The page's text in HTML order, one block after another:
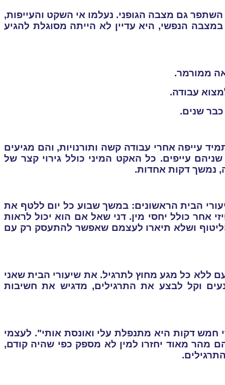
גם מצבה הגופני. נעלמו אי השקט והעייפות,
הנפשי, היא עדיין לא הייתה מסוגלת להגיע
ממורמר.
עבודה.
שנים.
עייפה אחרי עבודה קשה ותורנויות, והם מגיעים
עייפים. כל האקט המיני כולל גירוי קצר של
נמשך דקות אחדות.
הבית הראשונים: במשך שבוע כל יום ללטף את
אחר כולל יחסי מין. דני שאל אם הוא יכול לראות
ושלא תיארו לעצמם שאפשר להתעסק רק עם
ללא כל מגע מחוץ לתרגיל. את שיעורי הבית שאני
נעים וקל לבצע את התרגילים, מדגיש את חשיבות
דקות היא מתנפלת עלי ואונסת אותי". לעצמי
מהר מאוד יחזרו למין לא מספק כפי שהיה קודם,